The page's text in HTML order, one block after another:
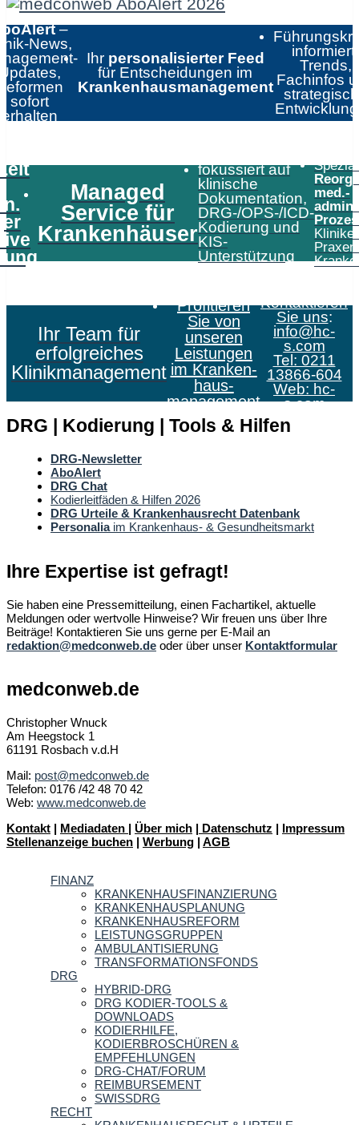
–
News,
sofort
erhalten
Ihr personalisierter Feed
für Entscheidungen im
Krankenhausmanagement
informiert:
Trends,
Fachinfos
Managed
Service für
Krankenhäuser
fokussiert auf
klinische
Dokumentation,
DRG-/OPS-/ICD-
Kodierung und
KIS-
Unterstützung
med.-
Ihr Team für
erfolgreiches
Klinikmanagement
Profitieren
Sie von
unseren
Leistungen
im Kranken­
haus­
management
Kontaktieren
Sie uns:
info@hc-
s.com
Tel: 0211
13866-604
Web: hc-
s.com
DRG | Kodierung | Tools & Hilfen
DRG-Newsletter
AboAlert
DRG Chat
Kodierleitfäden & Hilfen 2026
DRG Urteile & Krankenhausrecht Datenbank
Personaliaim Krankenhaus- & Gesundheitsmarkt
Ihre Expertise ist gefragt!
Sie haben eine Pressemitteilung, einen Fachartikel, aktuelle
Meldungen oder wertvolle Hinweise? Wir freuen uns über Ihre
Beiträge! Kontaktieren Sie uns gerne per E-Mail an
redaktion@medconweb.de oder über unser Kontaktformular
medconweb.de
Christopher Wnuck
Am Heegstock 1
61191 Rosbach v.d.H
Mail: post@medconweb.de
Telefon: 0176 /42 48 70 42
Web: www.medconweb.de
Kontakt | Mediadaten | Über mich | Datenschutz | Impressum
Stellenanzeige buchen | Werbung | AGB
FINANZ
KRANKENHAUSFINANZIERUNG
KRANKENHAUSPLANUNG
KRANKENHAUSREFORM
LEISTUNGSGRUPPEN
AMBULANTISIERUNG
TRANSFORMATIONSFONDS
DRG
HYBRID-DRG
DRG KODIER-TOOLS &
DOWNLOADS
KODIERHILFE,
KODIERBROSCHÜREN &
EMPFEHLUNGEN
DRG-CHAT/FORUM
REIMBURSEMENT
SWISSDRG
RECHT